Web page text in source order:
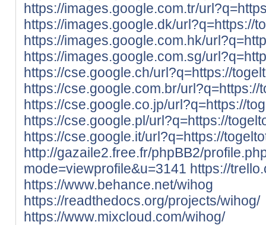
https://images.google.com.tr/
https://images.google.dk/url?q=https://
https://images.google.com.hk/
https://images.google.com.sg/
https://cse.google.ch/url?q=https://
https://cse.google.com.br/
https://cse.google.co.jp/url?q=https://
https://cse.google.pl/url?q=https://
https://cse.google.it/url?q=https://
http://gazaile2.free.fr/phpBB2/
mode=viewprofile&u=3141 https://
https://www.behance.net/wihog
https://readthedocs.org/projects/wihog/
https://www.mixcloud.com/wihog/